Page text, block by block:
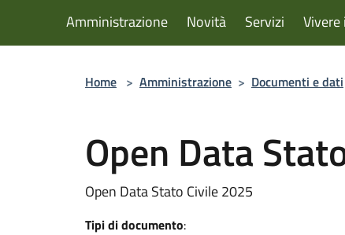
Amministrazione Novità Servizi Vivere
Home > Amministrazione > Documenti e dati
Open Data
Open Data Stato Civile 2025
Tipi di documento: